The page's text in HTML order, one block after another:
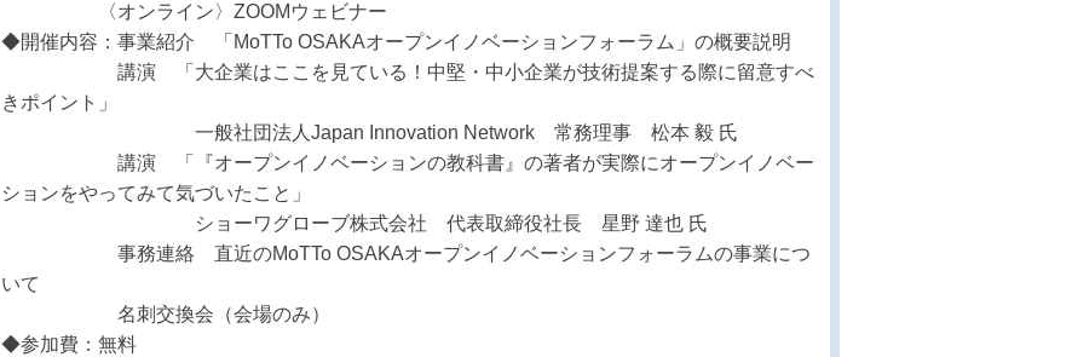
〈オンライン〉ZOOMウェビナー
◆開催内容：事業紹介 「MoTTo OSAKAオープンイノベーションフォーラム」の概要説明
講演 「大企業はここを見ている！中堅・中小企業が技術提案する際に留意すべ
きポイント」
一般社団法人Japan Innovation Network 常務理事 松本 毅 氏
講演 「『オープンイノベーションの教科書』の著者が実際にオープンイノベー
ションをやってみて気づいたこと」
ショーワグローブ株式会社 代表取締役社長 星野 達也 氏
事務連絡 直近のMoTTo OSAKAオープンイノベーションフォーラムの事業につ
いて
名刺交換会（会場のみ）
◆参加費：無料